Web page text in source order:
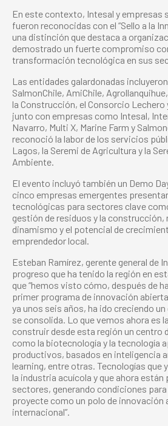
En este contexto, Intesal y empresas
fueron reconocidas con el “Sello a la
una distinción que destaca a
demostrado un fuerte compromiso
transformación tecnológica en sus
Las entidades galardonadas
SalmonChile, AmiChile,
la Construcción, el Consorcio Lechero
junto con empresas como Intesal,
Navarro, Multi X, Marine Farm y
reconoció la labor de los servicios
Lagos, la Seremi de Agricultura y la
Ambiente.
El evento incluyó también un Demo
cinco empresas emergentes
tecnológicas para sectores clave
gestión de residuos y la construcción,
dinamismo y el potencial de
emprendedor local.
Esteban Ramírez, gerente general de
progreso que ha tenido la región en
que “hemos visto cómo, después de
primer programa de innovación
ya unos seis años, ha ido creciendo
se consolida. Lo que vemos ahora es
construir desde esta región un centro
como la biotecnología y la tecnología
productivos, basados en inteligencia
learning, entre otras. Tecnologías que
la industria acuícola y que ahora
sectores, generando condiciones para
proyecte como un polo de innovación
internacional”.